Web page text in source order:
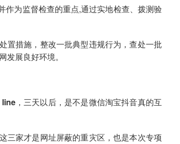
作为监督检查的重点,通过实地检查、拨测验
置措施，整改一批典型违规行为，查处一批
展良好环境。
，三天以后，是不是微信淘宝抖音真的互
三家才是网址屏蔽的重灾区，也是本次专项